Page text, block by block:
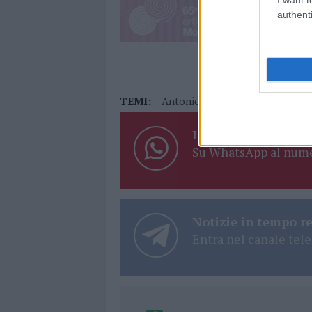
TEMI: Antonio Giua
Inviaci le tue
Su WhatsApp al
Notizie in tempo
Entra nel canale